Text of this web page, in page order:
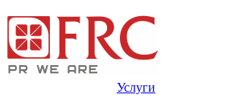
Услуги